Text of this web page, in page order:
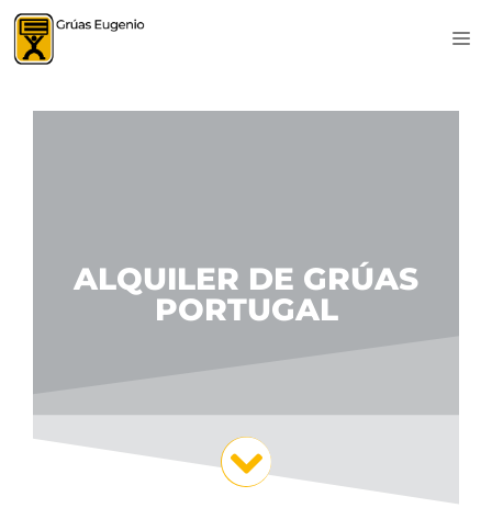
ALQUILER DE GRÚAS
PORTUGAL